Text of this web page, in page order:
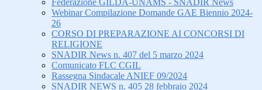
Federazione GILDA-UNAMS - SNADIR News
Webinar Compilazione Domande GAE Biennio 2024-
26
CORSO DI PREPARAZIONE AI CONCORSI DI
RELIGIONE
SNADIR News n. 407 del 5 marzo 2024
Comunicato FLC CGIL
Rassegna Sindacale ANIEF 09/2024
SNADIR NEWS n. 405 28 febbraio 2024